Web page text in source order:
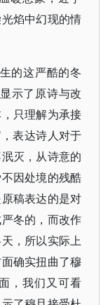
焰中幻现的情
的这严酷的冬
示了原诗与改
只理解为承接
表达诗人对于
灭，从诗意的
因处境的残酷
稿表达的是对
冬的，而改作
，所以实际上
确实扭曲了穆
，我们又可看